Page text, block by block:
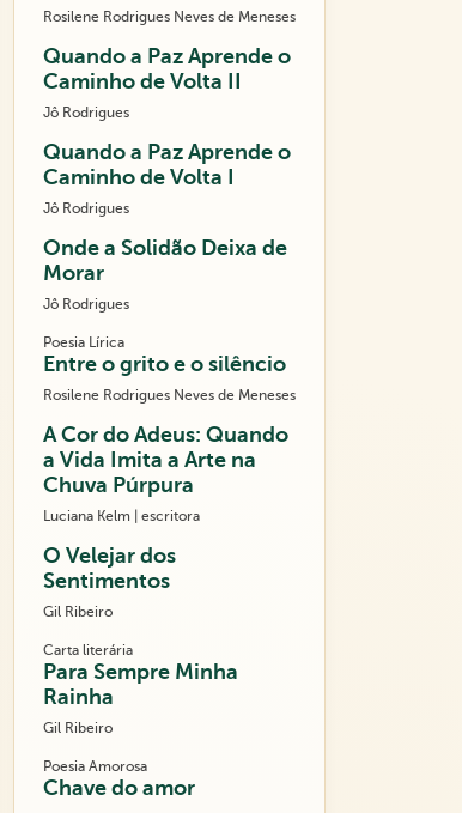
Rosilene Rodrigues Neves de Meneses
Quando a Paz Aprende o
Caminho de Volta II
Jô Rodrigues
Quando a Paz Aprende o
Caminho de Volta I
Jô Rodrigues
Onde a Solidão Deixa de
Morar
Jô Rodrigues
Poesia Lírica
Entre o grito e o silêncio
Rosilene Rodrigues Neves de Meneses
A Cor do Adeus: Quando
a Vida Imita a Arte na
Chuva Púrpura
Luciana Kelm | escritora
O Velejar dos
Sentimentos
Gil Ribeiro
Carta literária
Para Sempre Minha
Rainha
Gil Ribeiro
Poesia Amorosa
Chave do amor